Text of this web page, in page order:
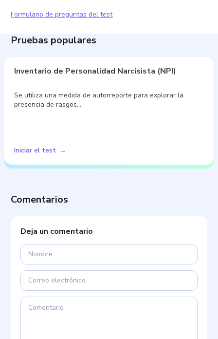
Formulario de preguntas del test
Pruebas populares
Inventario de Personalidad Narcisista (NPI)
Se utiliza una medida de autorreporte para explorar la
presencia de rasgos…
Iniciar el test
Comentarios
Deja un comentario